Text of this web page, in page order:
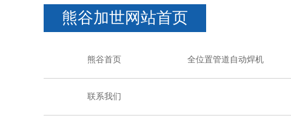
熊谷加世网站首页
熊谷首页 全位置管道自动焊机
联系我们